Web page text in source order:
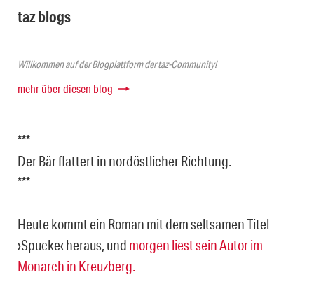
taz blogs
Willkommen auf der Blogplattform der taz-Community!
mehr über diesen blog
***
Der Bär flattert in nordöstlicher Richtung.
***
Heute kommt ein Roman mit dem seltsamen Titel
›Spucke‹ heraus, und morgen liest sein Autor im
Monarch in Kreuzberg.